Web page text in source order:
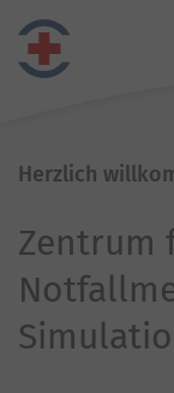
Herzlich
Zentrum